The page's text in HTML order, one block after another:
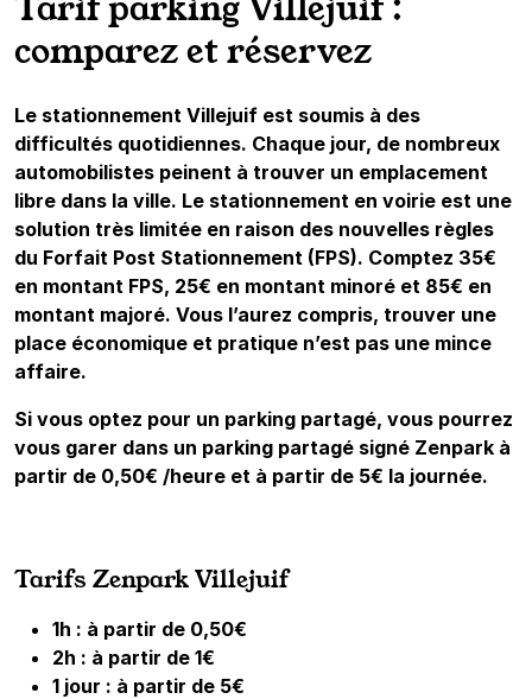
comparez et réservez
Le stationnement Villejuif est soumis à des
difficultés quotidiennes. Chaque jour, de nombreux
automobilistes peinent à trouver un emplacement
libre dans la ville. Le stationnement en voirie est une
solution très limitée en raison des nouvelles règles
du Forfait Post Stationnement (FPS). Comptez 35€
en montant FPS, 25€ en montant minoré et 85€ en
montant majoré. Vous l’aurez compris, trouver une
place économique et pratique n’est pas une mince
affaire.
Si vous optez pour un parking partagé, vous pourrez
vous garer dans un parking partagé signé Zenpark à
partir de 0,50€ /heure et à partir de 5€ la journée.
Tarifs Zenpark Villejuif
1h : à partir de 0,50€
2h : à partir de 1€
1 jour : à partir de 5€